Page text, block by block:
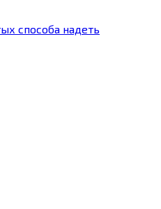
способа надеть